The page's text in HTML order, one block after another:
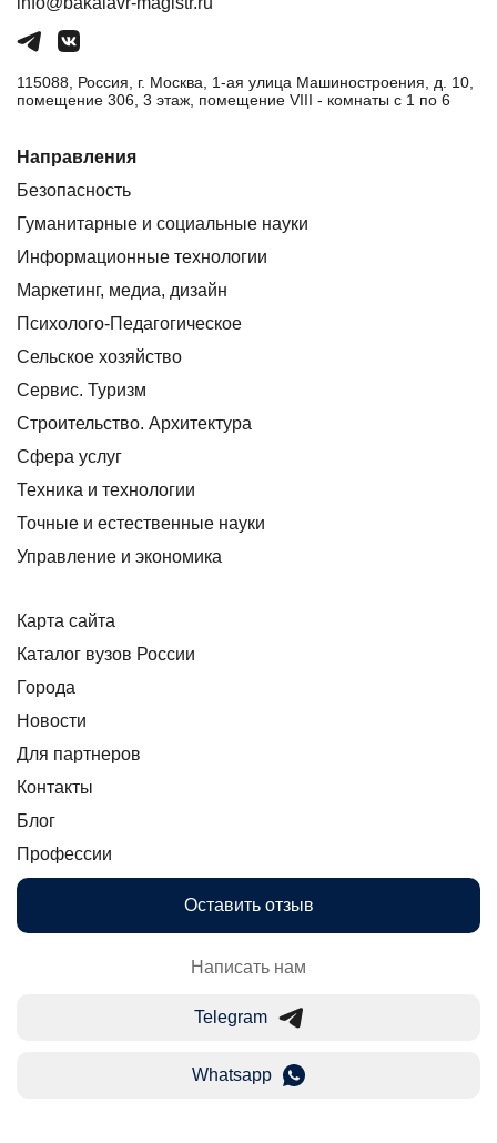
115088, Россия, г. Москва, 1-ая улица Машиностроения, д. 10,
помещение 306, 3 этаж, помещение VIII - комнаты с 1 по 6
Направления
Безопасность
Гуманитарные и социальные науки
Информационные технологии
Маркетинг, медиа, дизайн
Психолого-Педагогическое
Сельское хозяйство
Сервис. Туризм
Строительство. Архитектура
Сфера услуг
Техника и технологии
Точные и естественные науки
Управление и экономика
Карта сайта
Каталог вузов России
Города
Новости
Для партнеров
Контакты
Блог
Профессии
Оставить отзыв
Написать нам
Telegram
Whatsapp